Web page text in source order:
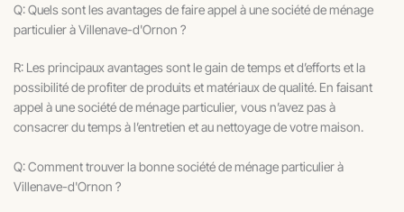
Q: Quels sont les avantages de faire appel à une société de ménage
particulier à Villenave-d'Ornon ?
R: Les principaux avantages sont le gain de temps et d’efforts et la
possibilité de profiter de produits et matériaux de qualité. En faisant
appel à une société de ménage particulier, vous n’avez pas à
consacrer du temps à l’entretien et au nettoyage de votre maison.
Q: Comment trouver la bonne société de ménage particulier à
Villenave-d'Ornon ?